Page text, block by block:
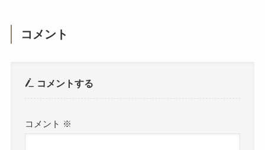
コメント
コメントする
コメント ※